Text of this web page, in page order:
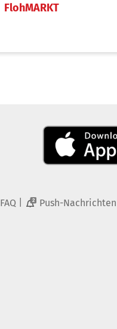
FlohMARKT
FAQ 2 Push-Nachrichten